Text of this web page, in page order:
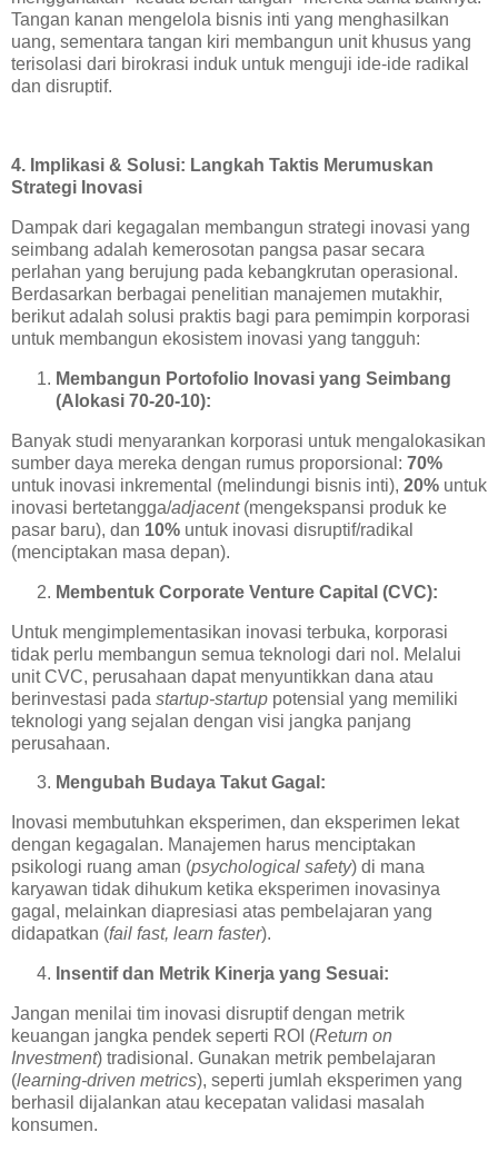
Tangan kanan mengelola bisnis inti yang menghasilkan
uang, sementara tangan kiri membangun unit khusus yang
terisolasi dari birokrasi induk untuk menguji ide-ide radikal
dan disruptif.
4. Implikasi & Solusi: Langkah Taktis Merumuskan
Strategi Inovasi
Dampak dari kegagalan membangun strategi inovasi yang
seimbang adalah kemerosotan pangsa pasar secara
perlahan yang berujung pada kebangkrutan operasional.
Berdasarkan berbagai penelitian manajemen mutakhir,
berikut adalah solusi praktis bagi para pemimpin korporasi
untuk membangun ekosistem inovasi yang tangguh:
Membangun Portofolio Inovasi yang Seimbang
(Alokasi 70-20-10):
Banyak studi menyarankan korporasi untuk mengalokasikan
sumber daya mereka dengan rumus proporsional: 70%
untuk inovasi inkremental (melindungi bisnis inti), 20% untuk
inovasi bertetangga/adjacent(mengekspansi produk ke
pasar baru), dan 10% untuk inovasi disruptif/radikal
(menciptakan masa depan).
Membentuk Corporate Venture Capital (CVC):
Untuk mengimplementasikan inovasi terbuka, korporasi
tidak perlu membangun semua teknologi dari nol. Melalui
unit CVC, perusahaan dapat menyuntikkan dana atau
berinvestasi pada startup-startup potensial yang memiliki
teknologi yang sejalan dengan visi jangka panjang
perusahaan.
Mengubah Budaya Takut Gagal:
Inovasi membutuhkan eksperimen, dan eksperimen lekat
dengan kegagalan. Manajemen harus menciptakan
psikologi ruang aman (psychological safety) di mana
karyawan tidak dihukum ketika eksperimen inovasinya
gagal, melainkan diapresiasi atas pembelajaran yang
didapatkan (fail fast, learn faster).
Insentif dan Metrik Kinerja yang Sesuai:
Jangan menilai tim inovasi disruptif dengan metrik
keuangan jangka pendek seperti ROI (Return on
Investment) tradisional. Gunakan metrik pembelajaran
(learning-driven metrics), seperti jumlah eksperimen yang
berhasil dijalankan atau kecepatan validasi masalah
konsumen.